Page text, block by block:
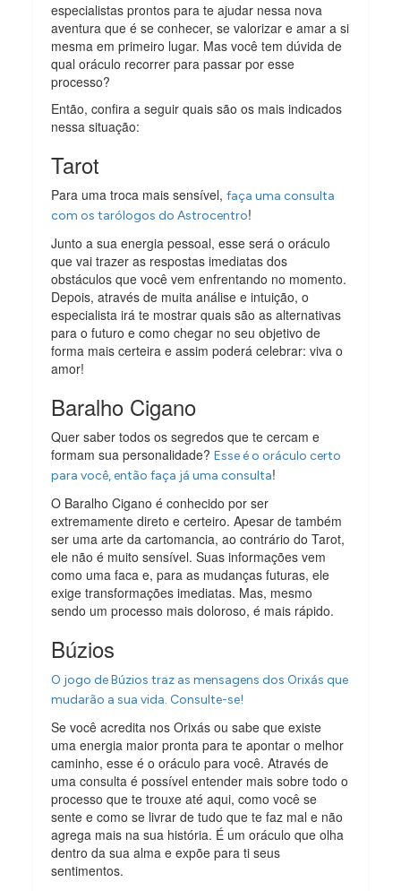
especialistas prontos para te ajudar nessa nova
aventura que é se conhecer, se valorizar e amar a si
mesma em primeiro lugar. Mas você tem dúvida de
qual oráculo recorrer para passar por esse
processo?
Então, confira a seguir quais são os mais indicados
nessa situação:
Tarot
Para uma troca mais sensível,faça uma consulta
com os tarólogos do Astrocentro!
Junto a sua energia pessoal, esse será o oráculo
que vai trazer as respostas imediatas dos
obstáculos que você vem enfrentando no momento.
Depois, através de muita análise e intuição, o
especialista irá te mostrar quais são as alternativas
para o futuro e como chegar no seu objetivo de
forma mais certeira e assim poderá celebrar: viva o
amor!
Baralho Cigano
Quer saber todos os segredos que te cercam e
formam sua personalidade?Esse é o oráculo certo
para você, então faça já uma consulta!
O Baralho Cigano é conhecido por ser
extremamente direto e certeiro. Apesar de também
ser uma arte da cartomancia, ao contrário do Tarot,
ele não é muito sensível. Suas informações vem
como uma faca e, para as mudanças futuras, ele
exige transformações imediatas. Mas, mesmo
sendo um processo mais doloroso, é mais rápido.
Búzios
O jogo de Búzios traz as mensagens dos Orixás que
mudarão a sua vida. Consulte-se!
Se você acredita nos Orixás ou sabe que existe
uma energia maior pronta para te apontar o melhor
caminho, esse é o oráculo para você. Através de
uma consulta é possível entender mais sobre todo o
processo que te trouxe até aqui, como você se
sente e como se livrar de tudo que te faz mal e não
agrega mais na sua história. É um oráculo que olha
dentro da sua alma e expõe para ti seus
sentimentos.